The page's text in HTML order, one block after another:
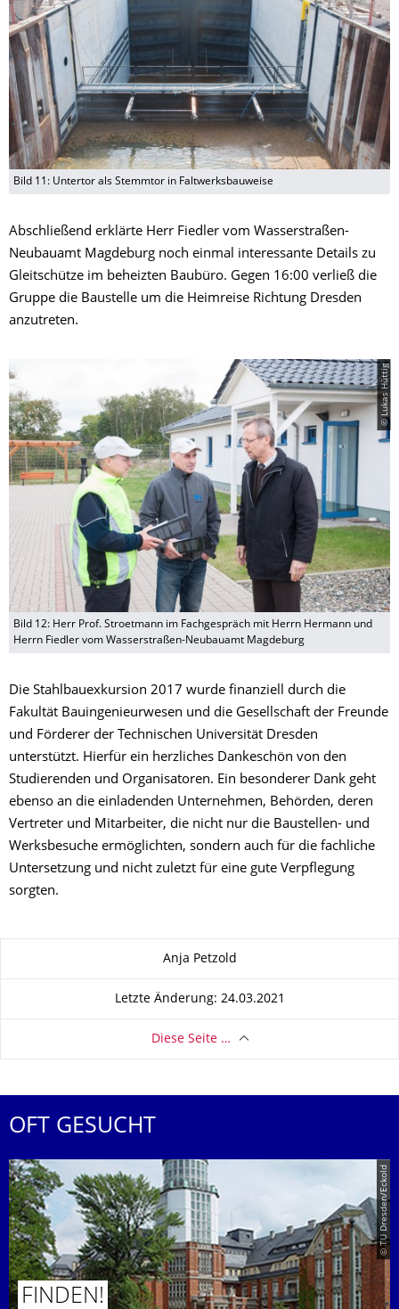
Bild 11: Untertor als Stemmtor in Faltwerksbauweise
Abschließend erklärte Herr Fiedler vom Wasserstraßen-
Neubauamt Magdeburg noch einmal interessante Details zu
Gleitschütze im beheizten Baubüro. Gegen 16:00 verließ die
Gruppe die Baustelle um die Heimreise Richtung Dresden
anzutreten.
© Lukas Hüttig
Bild 12: Herr Prof. Stroetmann im Fachgespräch mit Herrn Hermann und
Herrn Fiedler vom Wasserstraßen-Neubauamt Magdeburg
Die Stahlbauexkursion 2017 wurde finanziell durch die
Fakultät Bauingenieurwesen und die Gesellschaft der Freunde
und Förderer der Technischen Universität Dresden
unterstützt. Hierfür ein herzliches Dankeschön von den
Studierenden und Organisatoren. Ein besonderer Dank geht
ebenso an die einladenden Unternehmen, Behörden, deren
Vertreter und Mitarbeiter, die nicht nur die Baustellen- und
Werksbesuche ermöglichten, sondern auch für die fachliche
Untersetzung und nicht zuletzt für eine gute Verpflegung
sorgten.
Anja Petzold
Letzte Änderung: 24.03.2021
Diese Seite …
OFT GESUCHT
© TU Dresden/Eckold
FINDEN!